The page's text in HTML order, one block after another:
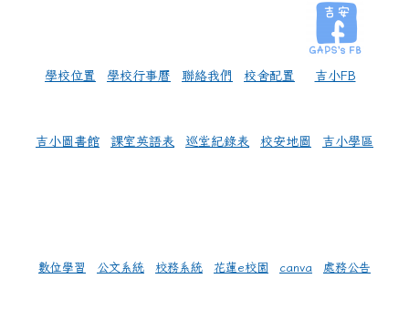
學校位置 學校行事曆 聯絡我們 校舍配置 吉小FB
吉小圖書館 課室英語表 巡堂紀錄表 校安地圖 吉小學區
數位學習 公文系統 校務系統 花蓮e校園 canva 處務公告